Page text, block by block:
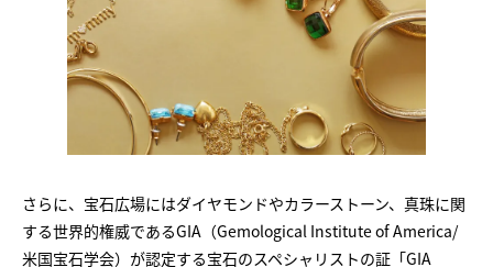
さらに、宝石広場にはダイヤモンドやカラーストーン、真珠に関
する世界的権威であるGIA（Gemological Institute of America/
米国宝石学会）が認定する宝石のスペシャリストの証「GIA